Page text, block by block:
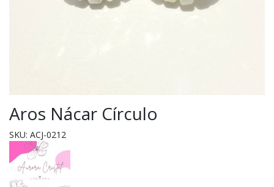
Aros Nácar Círculo
SKU: ACJ-0212